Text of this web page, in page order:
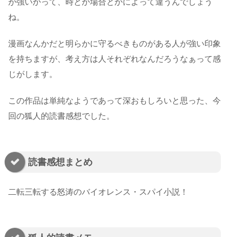
ね。
漫画なんかだと明らかに守るべきものがある人が強い印象
を持ちますが、考え方は人それぞれなんだろうなぁって感
じがします。
この作品は単純なようであって深おもしろいと思った、今
回の狐人的読書感想でした。
読書感想まとめ
二転三転する怒涛のバイオレンス・スパイ小説！